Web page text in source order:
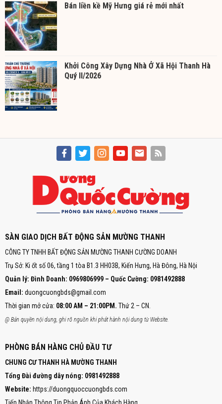
Bán liền kề Mỹ Hưng giá rẻ mới nhất
Khởi Công Xây Dựng Nhà Ở Xã Hội Thanh Hà
Quý II/2026
SÀN GIAO DỊCH BẤT ĐỘNG SẢN MƯỜNG THANH
CÔNG TY TNHH BẤT ĐỘNG SẢN MƯỜNG THANH CƯỜNG DOANH
Trụ Sở: Ki ốt số 06, tầng 1 tòa B1.3 HH03B, Kiến Hưng, Hà Đông, Hà Nội
Quản lý: Đình Doanh: 0969806999 – Quốc Cường: 0981492888
Email: duongcuongbds@gmail.com
Thời gian mở cửa: 08:00 AM – 21:00PM. Thứ 2 – CN.
@ Bản quyền nội dung, ghi rõ nguồn khi phát hành nội dung từ Website.
PHÒNG BÁN HÀNG CHỦ ĐẦU TƯ
CHUNG CƯ THANH HÀ MƯỜNG THANH
Tổng Đài đường dây nóng: 0981492888
Website: https://duongquoccuongbds.com